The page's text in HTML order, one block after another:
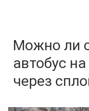
Можно ли
автобус
через